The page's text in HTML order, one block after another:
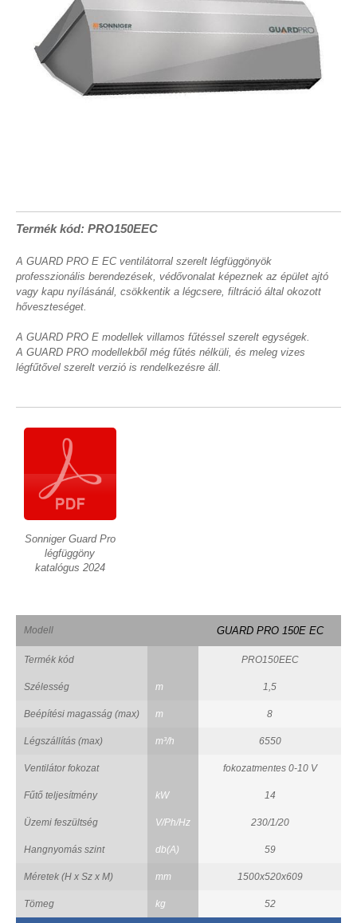
Termék kód: PRO150EEC
A GUARD PRO E EC ventilátorral szerelt légfüggönyök
professzionális berendezések, védővonalat képeznek az épület ajtó
vagy kapu nyílásánál, csökkentik a légcsere, filtráció által okozott
hőveszteséget.
A GUARD PRO E modellek villamos fűtéssel szerelt egységek.
A GUARD PRO modellekből még fűtés nélküli, és meleg vizes
légfűtővel szerelt verzió is rendelkezésre áll.
Sonniger Guard Pro
légfüggöny
katalógus 2024
Modell GUARD PRO 150E EC
Termék kód PRO150EEC
Szélesség m 1,5
Beépítési magasság (max) m 8
Légszállítás (max) m³/h 6550
Ventilátor fokozat fokozatmentes 0-10 V
Fűtő teljesítmény kW 14
Üzemi feszültség V/Ph/Hz 230/1/20
Hangnyomás szint db(A) 59
Méretek (H x Sz x M) mm 1500x520x609
Tömeg kg 52